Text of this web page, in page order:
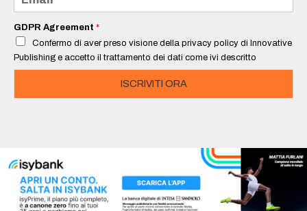
a
i
*
GDPR Agreement *
Confermo di aver preso visione della privacy policy di Innovative
Publishing e accetto il trattamento dei dati come ivi descritto
ISCRIVITI ORA